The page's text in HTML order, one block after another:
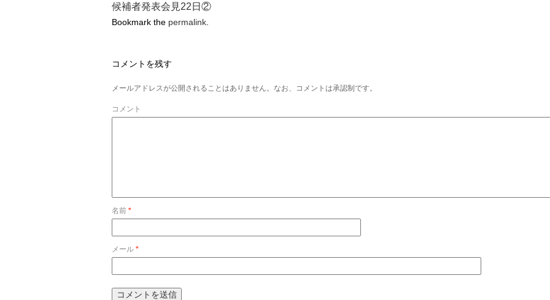
候補者発表会見22日②
Bookmark the permalink
コメントを残す
メールアドレスが公開されることはありません。なお、コメントは承認制です。
コメント
名前 *
メール *